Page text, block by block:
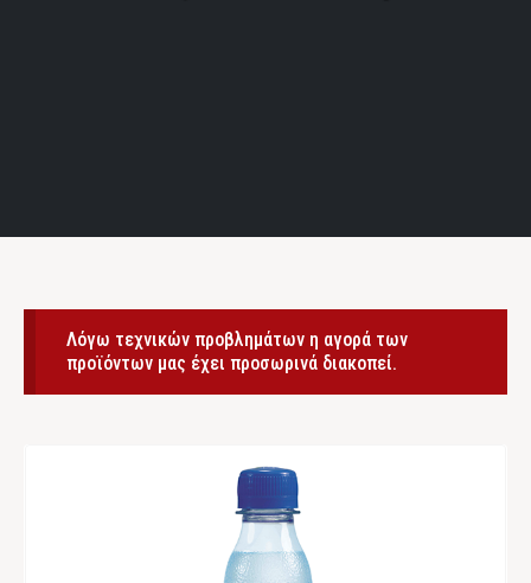
Λόγω τεχνικών προβλημάτων η αγορά των
προϊόντων μας έχει προσωρινά διακοπεί.